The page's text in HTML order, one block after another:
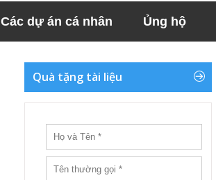
Các dự án cá nhân Ủng hộ
Quà tặng tài liệu